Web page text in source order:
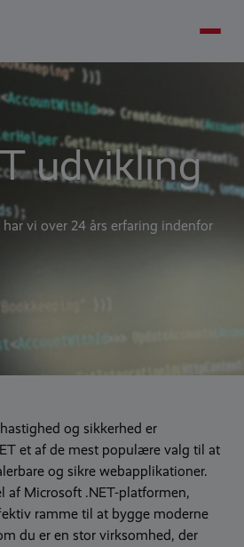
udvikling
vi over 24 års erfaring indenfor
og sikkerhed er
et af de mest populære valg til at
og sikre webapplikationer.
af Microsoft .NET-platformen,
ramme til at bygge moderne
du er en stor virksomhed, der